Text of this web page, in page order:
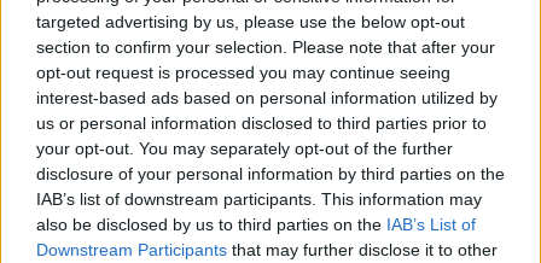
targeted advertising by us, please use the below opt-out
section to confirm your selection. Please note that after your
opt-out request is processed you may continue seeing
interest-based ads based on personal information utilized by
us or personal information disclosed to third parties prior to
your opt-out. You may separately opt-out of the further
disclosure of your personal information by third parties on the
IAB’s list of downstream participants. This information may
also be disclosed by us to third parties on the IAB’s List of
Downstream Participants that may further disclose it to other